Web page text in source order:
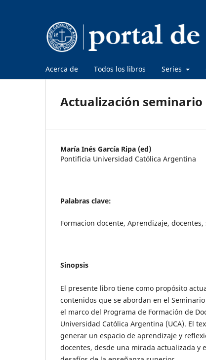
Acerca de Todos los libros Series
Actualización seminario
María Inés García Ripa (ed)
Pontificia Universidad Católica Argentina
Palabras clave:
Formacion docente, Aprendizaje,
Sinopsis
El presente libro tiene como propósito
contenidos que se abordan en el
el marco del Programa de Formación de
Universidad Católica Argentina (UCA). El
generar un espacio de aprendizaje y
docentes, desde una mirada actualizada y